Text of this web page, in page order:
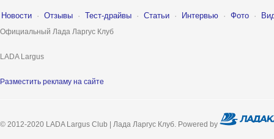
Новости · Отзывы · Тест-драйвы · Статьи · Интервью · Фото ·
Официальный Лада Ларгус Клуб
LADA Largus
Разместить рекламу на сайте
© 2012-2020 LADA Largus Club | Лада Ларгус Клуб. Powered by